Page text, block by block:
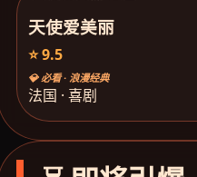
天使爱美丽
⭐ 9.5
💎 必看 · 浪漫经典
法国 · 喜剧